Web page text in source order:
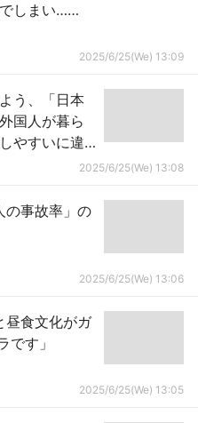
しまい……
2025/6/25(We) 13:09
う、「日本
国人が暮ら
やすいに違
ｗｗｗｗｗ2025/6/25(We) 13:08
の事故率」の
2025/6/25(We) 13:06
昼食文化がガ
す」
2025/6/25(We) 13:05